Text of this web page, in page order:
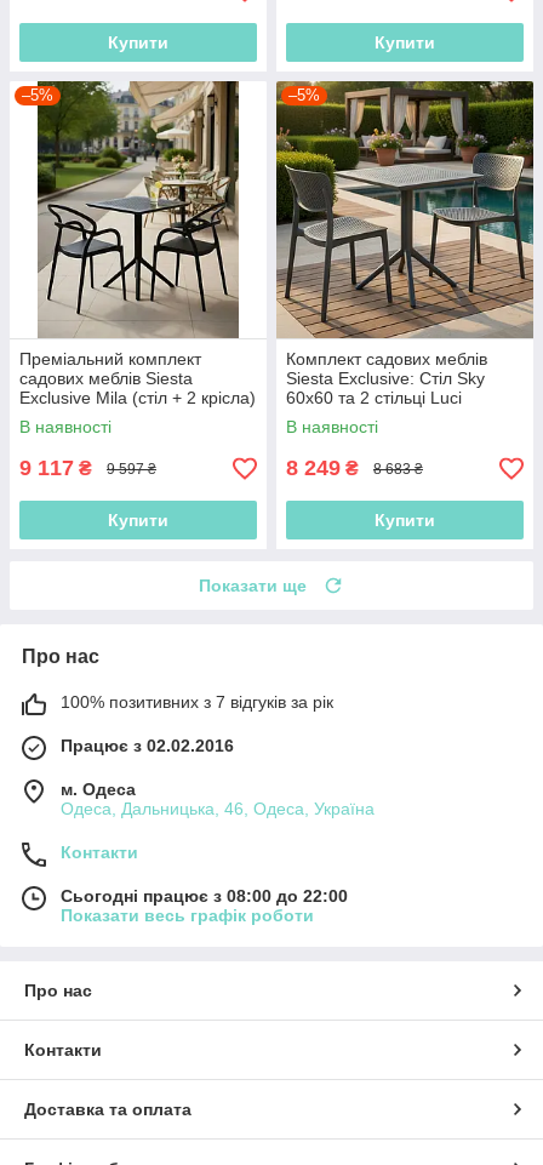
Купити Купити
–5%
Преміальний комплект
садових меблів Siesta
Exclusive Mila (стіл + 2 крісла)
В наявності
9 117 ₴ 9 597 ₴
Купити
–5%
Комплект садових меблів
Siesta Exclusive: Стіл Sky
60x60 та 2 стільці Luci
В наявності
8 249 ₴ 8 683 ₴
Купити
Показати ще
Про нас
100% позитивних з 7 відгуків за рік
Працює з 02.02.2016
м. Одеса
Одеса, Дальницька, 46, Одеса, Україна
Контакти
Сьогодні працює з 08:00 до 22:00
Показати весь графік роботи
Про нас
Контакти
Доставка та оплата